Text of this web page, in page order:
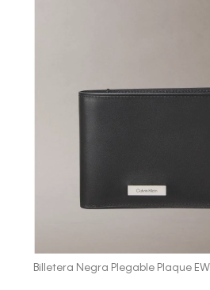
Billetera Negra Plegable Plaque EW